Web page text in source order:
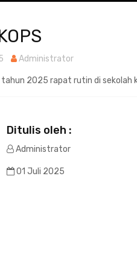
Administrator
tahun 2025 rapat rutin di sekolah
Ditulis oleh :
Administrator
01 Juli 2025